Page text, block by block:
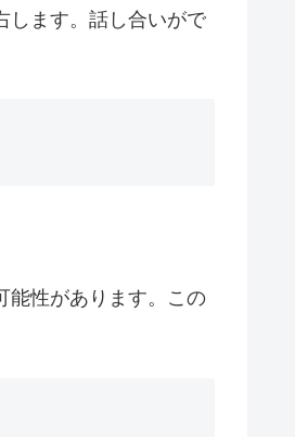
します。話し合いがで
能性があります。この